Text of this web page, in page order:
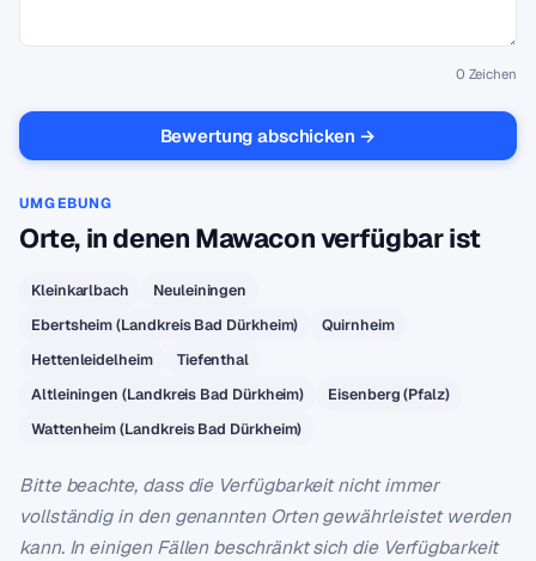
0 Zeichen
Bewertung abschicken →
UMGEBUNG
Orte, in denen Mawacon verfügbar ist
Kleinkarlbach
Neuleiningen
Ebertsheim (Landkreis Bad Dürkheim)
Quirnheim
Hettenleidelheim
Tiefenthal
Altleiningen (Landkreis Bad Dürkheim)
Eisenberg (Pfalz)
Wattenheim (Landkreis Bad Dürkheim)
Bitte beachte, dass die Verfügbarkeit nicht immer
vollständig in den genannten Orten gewährleistet werden
kann. In einigen Fällen beschränkt sich die Verfügbarkeit